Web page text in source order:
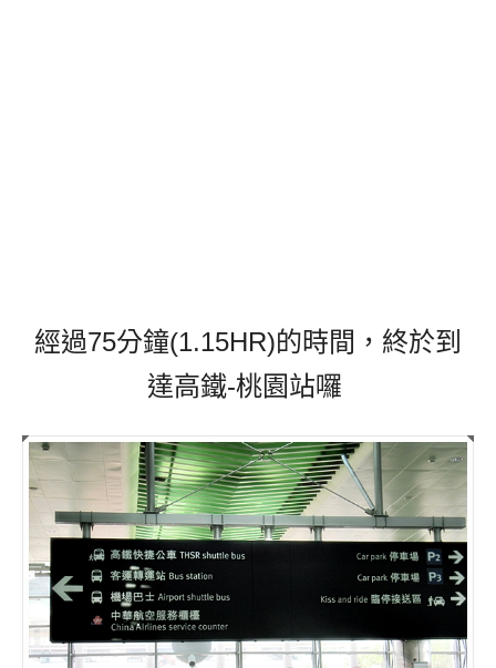
經過75分鐘(1.15HR)的時間，終於到
達高鐵-桃園站囉